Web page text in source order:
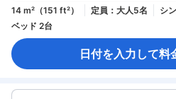
14 m²（151 ft²） 定員：大人5名
シ
ベッド 2台
日付を入力して料